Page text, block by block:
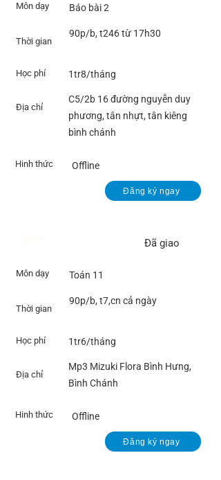
Môn dạy Báo bài 2
Thời gian
90p/b, t246 từ 17h30
Học phí 1tr8/tháng
Địa chỉ
C5/2b 16 đường nguyễn duy
phương, tân nhựt, tân kiêng
bình chánh
Hinh thức Offline
Đăng ký ngay
Đã giao
Môn dạy Toán 11
Thời gian
90p/b, t7,cn cả ngày
Học phí 1tr6/tháng
Địa chỉ
Mp3 Mizuki Flora Bình Hưng,
Bình Chánh
Hinh thức Offline
Đăng ký ngay